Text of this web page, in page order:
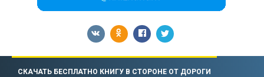
СКАЧАТЬ БЕСПЛАТНО КНИГУ В СТОРОНЕ ОТ ДОРОГИ